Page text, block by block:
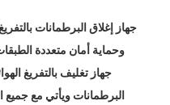
وحماية أمان متعددة
البرطمانات ويأتي مع جميع